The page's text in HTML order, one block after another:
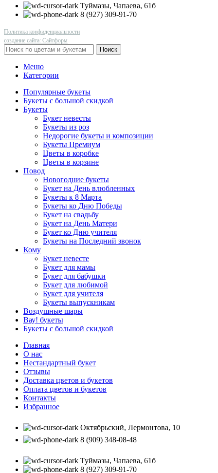
Туймазы, Чапаева, 61б
8 (927) 309-91-70
Политика конфиденциальности
создание сайта: Сайтформ
Поиск
Меню
Категории
Популярные букеты
Букеты с большой скидкой
Букеты
Букет невесты
Букеты из роз
Недорогие букеты и композиции
Букеты Премиум
Цветы в коробке
Цветы в корзине
Повод
Новогодние букеты
Букет на День влюбленных
Букеты к 8 Марта
Букеты ко Дню Победы
Букет на свадьбу
Букет на День Матери
Букет ко Дню учителя
Букеты на Последний звонок
Кому
Букет невесте
Букет для мамы
Букет для бабушки
Букет для любимой
Букет для учителя
Букеты выпускникам
Воздушные шары
Вау! букеты
Букеты с большой скидкой
Главная
О нас
Нестандартный букет
Отзывы
Доставка цветов и букетов
Оплата цветов и букетов
Контакты
Избранное
Октябрьский, Лермонтова, 10
8 (909) 348-08-48
Туймазы, Чапаева, 61б
8 (927) 309-91-70